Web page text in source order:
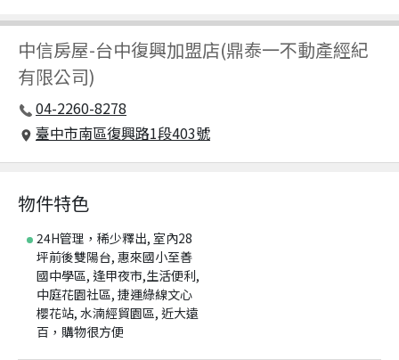
中信房屋-台中復興加盟店(鼎泰一不動產經紀
有限公司)
04-2260-8278
臺中市南區復興路1段403號
物件特色
24H管理，稀少釋出, 室內28
坪前後雙陽台, 惠來國小至善
國中學區, 逢甲夜市,生活便利,
中庭花園社區, 捷運綠線文心
櫻花站, 水湳經貿園區, 近大遠
百，購物很方便